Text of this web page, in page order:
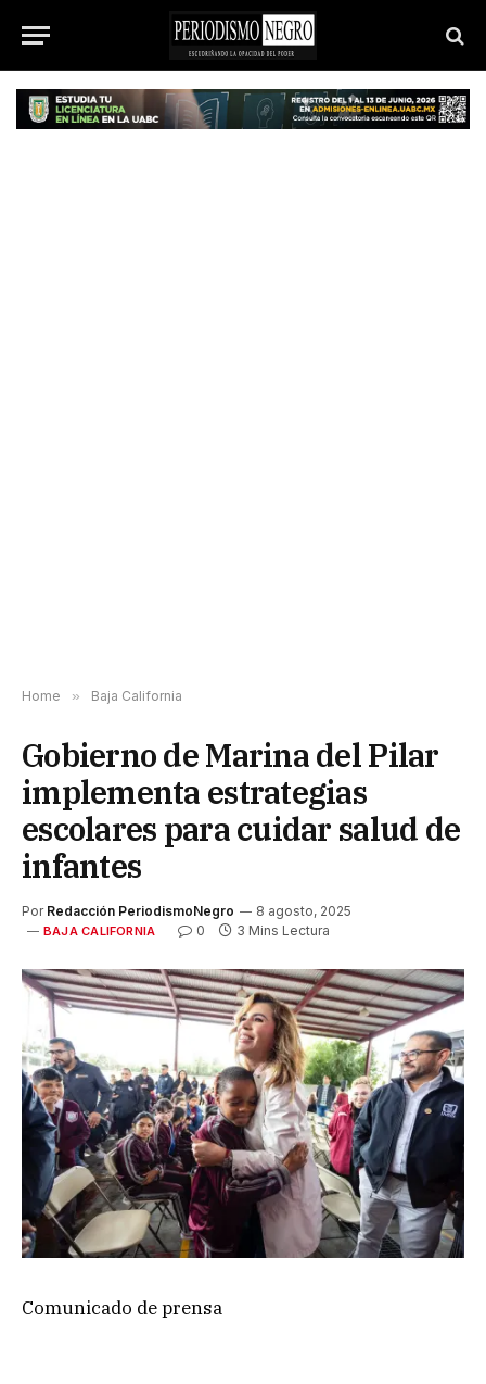
Home » Baja California
Gobierno de Marina del Pilar
implementa estrategias
escolares para cuidar salud de
infantes
Por Redacción PeriodismoNegro 8 agosto, 2025
BAJA CALIFORNIA 0 3 Mins Lectura
Comunicado de prensa